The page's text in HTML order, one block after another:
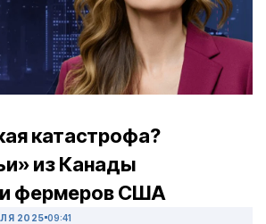
катастрофа?
из Канады
фермеров США
2025 09:41